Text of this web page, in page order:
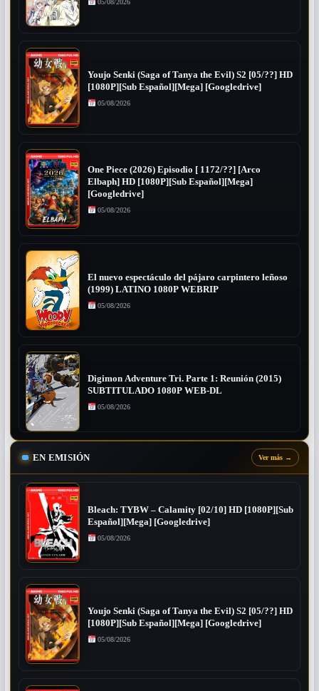
05/08/2026
Youjo Senki (Saga of Tanya the Evil) S2 [05/??] HD
[1080P][Sub Español][Mega] [Googledrive]
05/08/2026
One Piece (2026) Episodio [ 1172/??] [Arco
Elbaph] HD [1080P][Sub Español][Mega]
[Googledrive]
05/08/2026
El nuevo espectáculo del pájaro carpintero leñoso
(1999) LATINO 1080P WEBRIP
05/08/2026
Digimon Adventure Tri. Parte 1: Reunión (2015)
SUBTITULADO 1080P WEB-DL
05/08/2026
EN EMISIÓN Ver más →
Bleach: TYBW – Calamity [02/10] HD [1080P][Sub
Español][Mega] [Googledrive]
05/08/2026
Youjo Senki (Saga of Tanya the Evil) S2 [05/??] HD
[1080P][Sub Español][Mega] [Googledrive]
05/08/2026